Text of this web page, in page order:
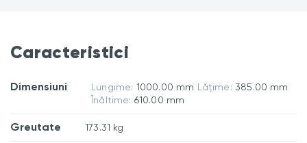
Caracteristici
Dimensiuni Lungime: 1000.00 mm Lățime: 385.00 mm
Înăltime: 610.00 mm
Greutate 173.31 kg